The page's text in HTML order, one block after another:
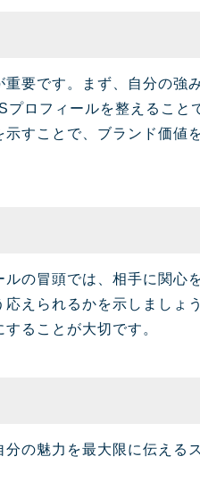
要です。まず、自分の強
ロフィールを整えること
すことで、ブランド価値
の冒頭では、相手に関心
えられるかを示しましょ
ることが大切です。
の魅力を最大限に伝える